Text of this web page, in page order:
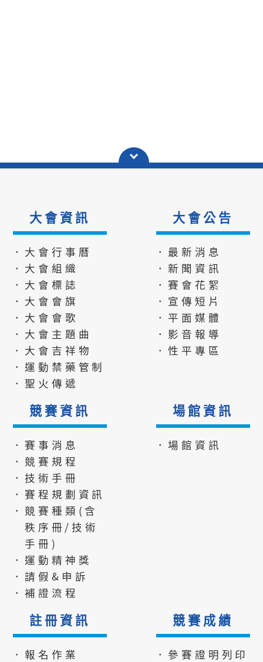
大會資訊
．大會行事曆
．大會組織
．大會標誌
．大會會旗
．大會會歌
．大會主題曲
．大會吉祥物
．運動禁藥管制
．聖火傳遞
大會公告
．最新消息
．新聞資訊
．賽會花絮
．宣傳短片
．平面媒體
．影音報導
．性平專區
競賽資訊
．賽事消息
．競賽規程
．技術手冊
．賽程規劃資訊
．競賽種類(含
秩序冊/技術
手冊)
．運動精神獎
．請假&申訴
．補證流程
場館資訊
．場館資訊
註冊資訊
．報名作業
競賽成績
．參賽證明列印